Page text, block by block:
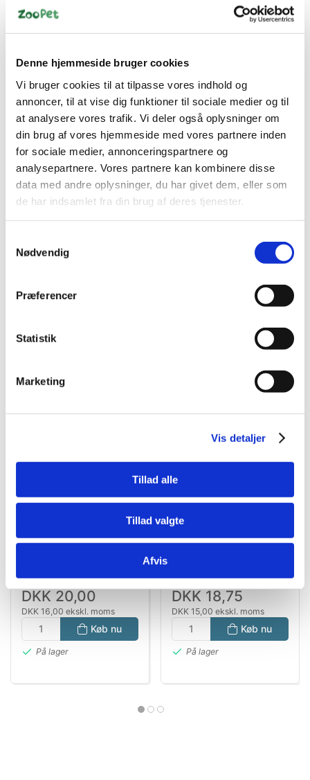
Denne hjemmeside bruger cookies
Vi bruger cookies til at tilpasse vores indhold og
annoncer, til at vise dig funktioner til sociale medier og til
at analysere vores trafik. Vi deler også oplysninger om
din brug af vores hjemmeside med vores partnere inden
for sociale medier, annonceringspartnere og
analysepartnere. Vores partnere kan kombinere disse
data med andre oplysninger, du har givet dem, eller som
de har indsamlet fra din brug af deres tjenester.
Nødvendig
Præferencer
Statistik
Marketing
Vis detaljer
Tillad alle
Tillad valgte
Afvis
4011905043258
Kradsemåtte plyds
55x35cm brun
DKK 109,95
DKK 87,96 ekskl. moms
Køb nu
4011905457246
Drillepind m/ plysbånd
48 cm
DKK 24,95
DKK 19,96 ekskl. moms
Køb nu
Bestsælgende varer i Kattelegetøj
Vitakraft Laser Pointer til
25,00
DKK 20,00
DKK 16,00 ekskl. moms
Køb nu
På lager
BEGRÆNSET ANTAL!
Spar 58%
5701883372561
Kradsebræt m. stjerner
45,00
DKK 18,75
DKK 15,00 ekskl. moms
Køb nu
På lager